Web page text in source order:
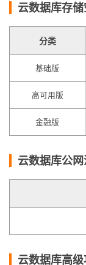
云数据库存
分类
基础版
高可用版
金融版
云数据库公
云数据库高